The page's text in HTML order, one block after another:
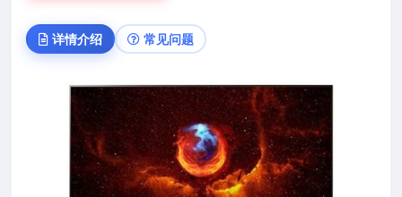
详情介绍 常见问题